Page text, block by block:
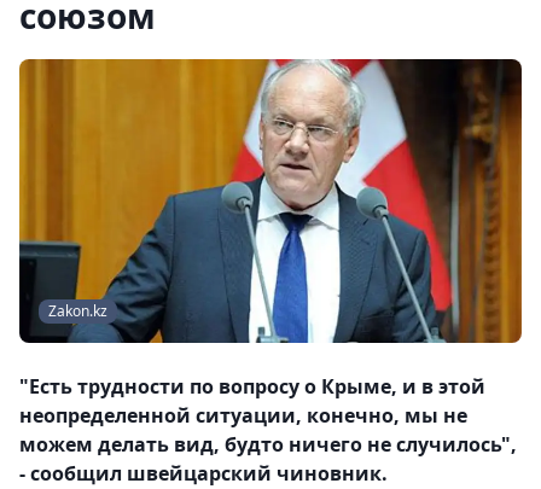
союзом
Zakon.kz
"Есть трудности по вопросу о Крыме, и в этой
неопределенной ситуации, конечно, мы не
можем делать вид, будто ничего не случилось",
- сообщил швейцарский чиновник.